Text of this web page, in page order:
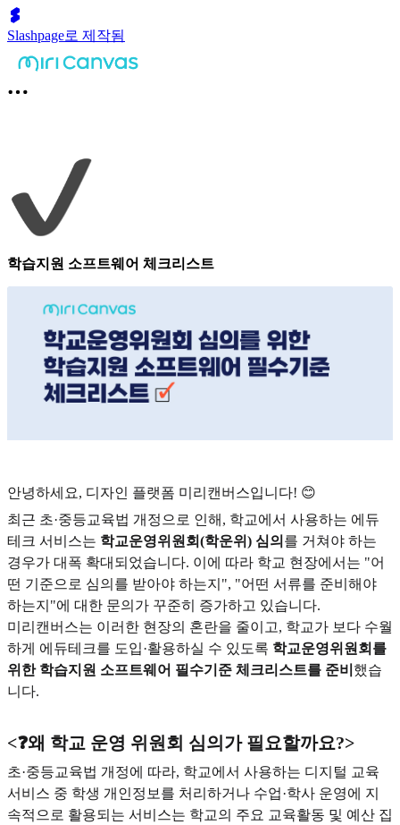
Slashpage로 제작됨
학습지원 소프트웨어 체크리스트
안녕하세요, 디자인 플랫폼 미리캔버스입니다! 😊
최근 초·중등교육법 개정으로 인해, 학교에서 사용하는 에듀
테크 서비스는 학교운영위원회(학운위) 심의 를 거쳐야 하는
경우가 대폭 확대되었습니다. 이에 따라 학교 현장에서는 "어
떤 기준으로 심의를 받아야 하는지", "어떤 서류를 준비해야
하는지"에 대한 문의가 꾸준히 증가하고 있습니다.
미리캔버스는 이러한 현장의 혼란을 줄이고, 학교가 보다 수월
하게 에듀테크를 도입·활용하실 수 있도록 학교운영위원회를
위한 학습지원 소프트웨어 필수기준 체크리스트를 준비 했습
니다.
<❓왜 학교 운영 위원회 심의가 필요할까요?>
초·중등교육법 개정에 따라, 학교에서 사용하는 디지털 교육
서비스 중 학생 개인정보를 처리하거나 수업·학사 운영에 지
속적으로 활용되는 서비스는 학교의 주요 교육활동 및 예산 집